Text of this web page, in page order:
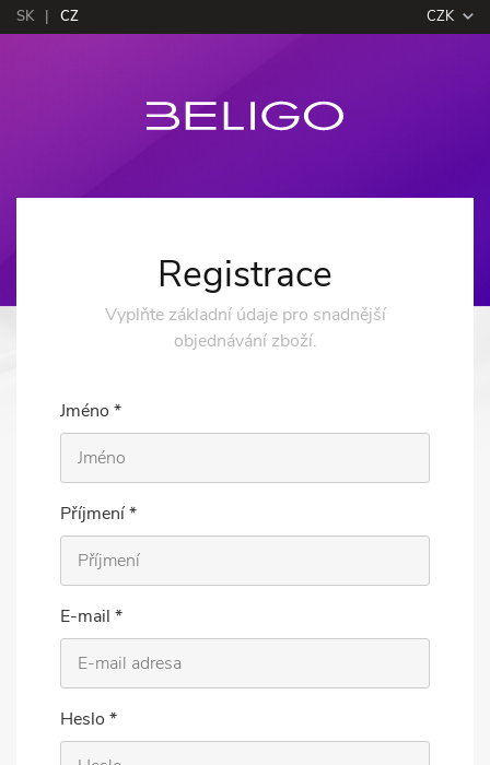
SK CZ CZK
Registrace
Vyplňte základní údaje pro snadnější
objednávání zboží.
Jméno *
Příjmení *
E-mail *
Heslo *